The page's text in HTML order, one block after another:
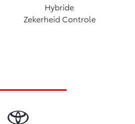
Hybride
Zekerheid Controle